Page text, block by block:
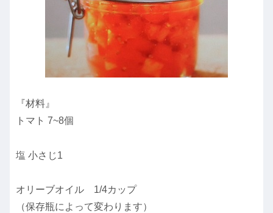
『材料』
トマト 7~8個
塩 小さじ1
オリーブオイル 1/4カップ
（保存瓶によって変わります）